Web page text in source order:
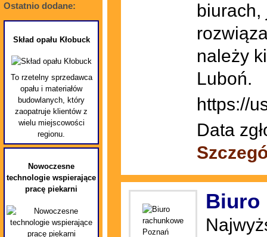
Ostatnio dodane:
Skład opału Kłobuck
To rzetelny sprzedawca
opału i materiałów
budowlanych, który
zaopatruje klientów z
wielu miejscowości
regionu.
Nowoczesne
technologie wspierające
pracę piekarni
biurach,
należy
Luboń.
https://
Data
Biuro